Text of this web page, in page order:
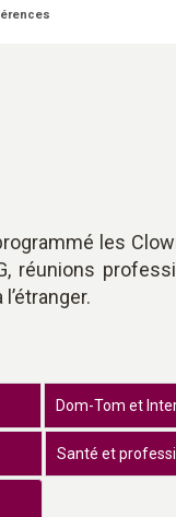
les
réunions
Dom-Tom et
Santé et